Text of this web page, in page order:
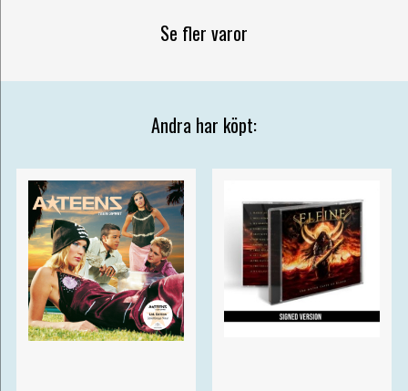
Se fler varor
Andra har köpt: